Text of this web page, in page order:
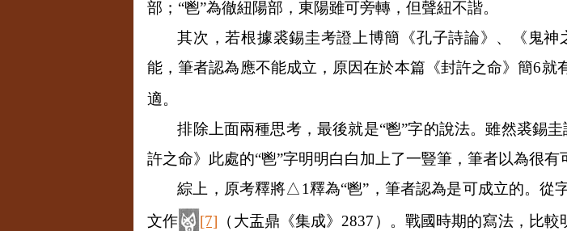
部；“鬯”為徹紐陽部，東陽雖可旁轉，但聲紐不諧。
其次，若根據裘錫圭考證上博簡《孔子詩論》、《鬼
能，筆者認為應不能成立，原因在於本篇《封許之命》簡6就
適。
排除上面兩種思考，最後就是“鬯”字的說法。雖然裘錫圭
許之命》此處的“鬯”字明明白白加上了一豎筆，筆者以為很有
綜上，原考釋將△1釋為“鬯”，筆者認為是可成立的。從
文作
[7] （大盂鼎《集成》 2837 ）。戰國時期的寫法，比較